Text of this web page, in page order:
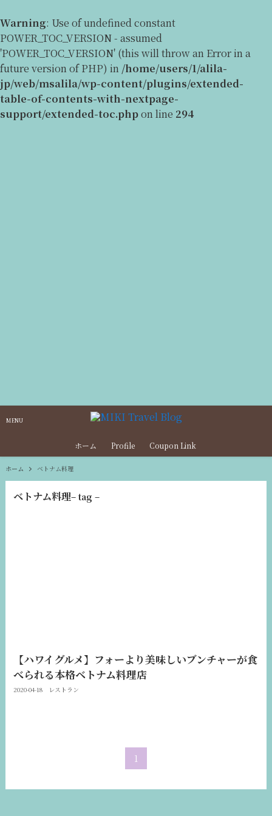
Warning: Use of undefined constant
POWER_TOC_VERSION - assumed
'POWER_TOC_VERSION' (this will throw an Error in a
future version of PHP) in /home/users/1/alila-
jp/web/msalila/wp-content/plugins/extended-
table-of-contents-with-nextpage-
support/extended-toc.phpon line 294
MENU
ホーム Profile Coupon Link
ホーム ベトナム料理
ベトナム料理– tag –
【ハワイグルメ】フォーより美味しいブンチャーが食
べられる本格ベトナム料理店
2020-04-18 レストラン
1